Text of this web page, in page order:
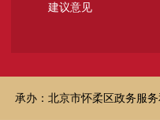
建议意见
承办：北京市怀柔区政务服